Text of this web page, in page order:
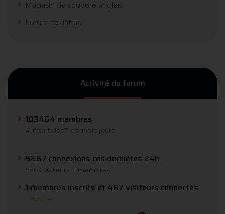
Magasin de soudure anglais
Forum saldatura
Activité du forum
103464 membres
4 inscrits les 7 derniers jours
5867 connexions ces dernières 24h
5863 visiteurs 4 membres
1 membres inscrits et 467 visiteurs connectés
MrAcier